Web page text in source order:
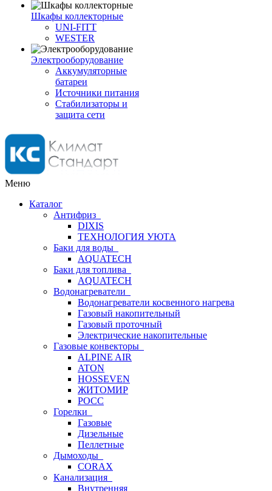
Шкафы коллекторные
UNI-FITT
WESTER
Электрооборудование
Аккумуляторные
батареи
Источники питания
Стабилизаторы и
защита сети
Меню
Каталог
Антифриз
DIXIS
ТЕХНОЛОГИЯ УЮТА
Баки для воды
AQUATECH
Баки для топлива
AQUATECH
Водонагреватели
Водонагреватели косвенного нагрева
Газовый накопительный
Газовый проточный
Электрические накопительные
Газовые конвекторы
ALPINE AIR
ATON
HOSSEVEN
ЖИТОМИР
РОСС
Горелки
Газовые
Дизельные
Пеллетные
Дымоходы
CORAX
Канализация
Внутренняя